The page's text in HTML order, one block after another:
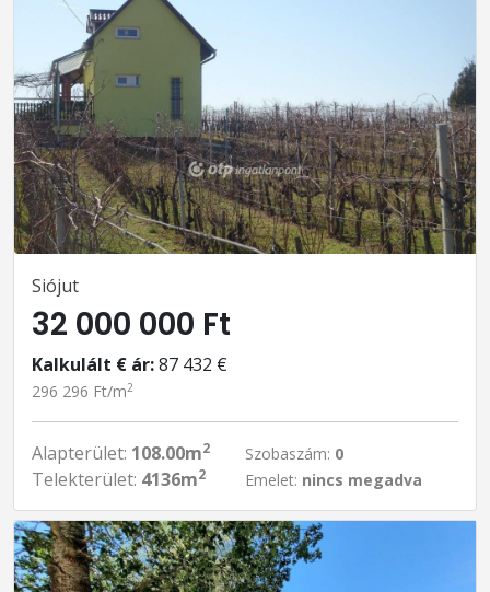
Siójut
32 000 000 Ft
Kalkulált € ár:87 432 €
296 296 Ft/m2
Alapterület: 108.00m2
Telekterület: 4136m2
Szobaszám: 0
Emelet: nincs megadva